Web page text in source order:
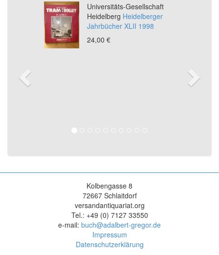
Universitäts-Gesellschaft
Heidelberg Heidelberger
Jahrbücher XLII 1998
24,00 €
Previous
Kolbengasse 8
72667 Schlaitdorf
versandantiquariat.org
Tel.: +49 (0) 7127 33550
e-mail: buch@adalbert-gregor.de
Impressum
Datenschutzerklärung